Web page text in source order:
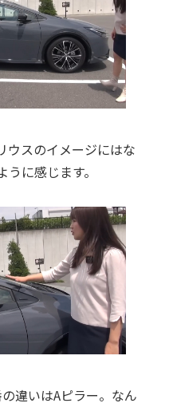
ウスのイメージにはな
に感じます。
違いはAピラー。なん